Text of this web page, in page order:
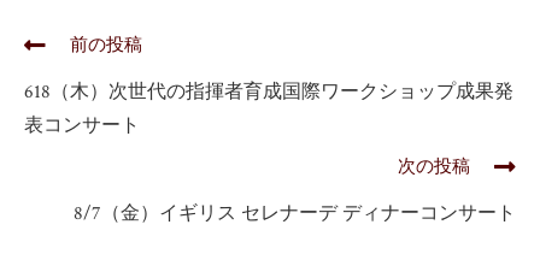
前の投稿
618（木）次世代の指揮者育成国際ワークショップ成果発
表コンサート
次の投稿
8/7（金）イギリス セレナーデ ディナーコンサート